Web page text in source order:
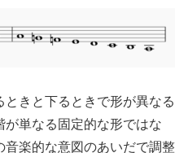
きと下るときで形が異なる
単なる固定的な形ではな
音楽的な意図のあいだで調整